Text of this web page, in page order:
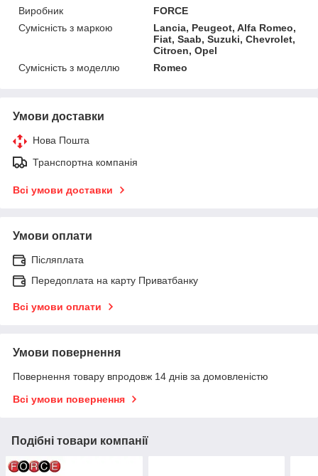
Виробник
FORCE
Сумісність з маркою
Lancia, Peugeot, Alfa Romeo,
Fiat, Saab, Suzuki, Chevrolet,
Citroen, Opel
Сумісність з моделлю
Romeo
Умови доставки
Нова Пошта
Транспортна компанія
Всі умови доставки
Умови оплати
Післяплата
Передоплата на карту Приватбанку
Всі умови оплати
Умови повернення
Повернення товару впродовж 14 днів за домовленістю
Всі умови повернення
Подібні товари компанії